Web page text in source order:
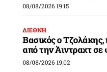
08/08/2026 19:15
ΔΙΕΘΝΗ
Βασικός ο
από την Άιντραχτ σε
08/08/2026 19:02